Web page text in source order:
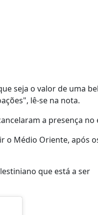
seja o valor de uma
lê-se na nota.
a presença no
o Médio Oriente, após
que está a ser